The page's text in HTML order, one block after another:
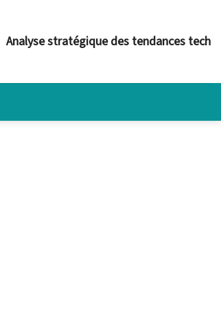
Analyse stratégique des tendances tech